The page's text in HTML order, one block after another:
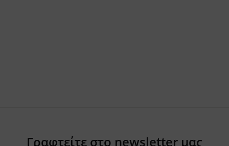
Γραφτείτε στο newsletter μας